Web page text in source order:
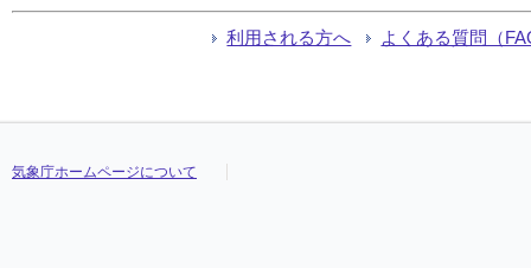
利用される方へ よくある質問（
気象庁ホームページについて